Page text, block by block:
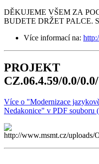
DĚKUJEME VŠEM ZA
BUDETE DRŽET PALCE.
Více informací na:
PROJEKT
CZ.06.4.59/0.0/
Více o "Modernizace
Nedakonice" v PDF souboru